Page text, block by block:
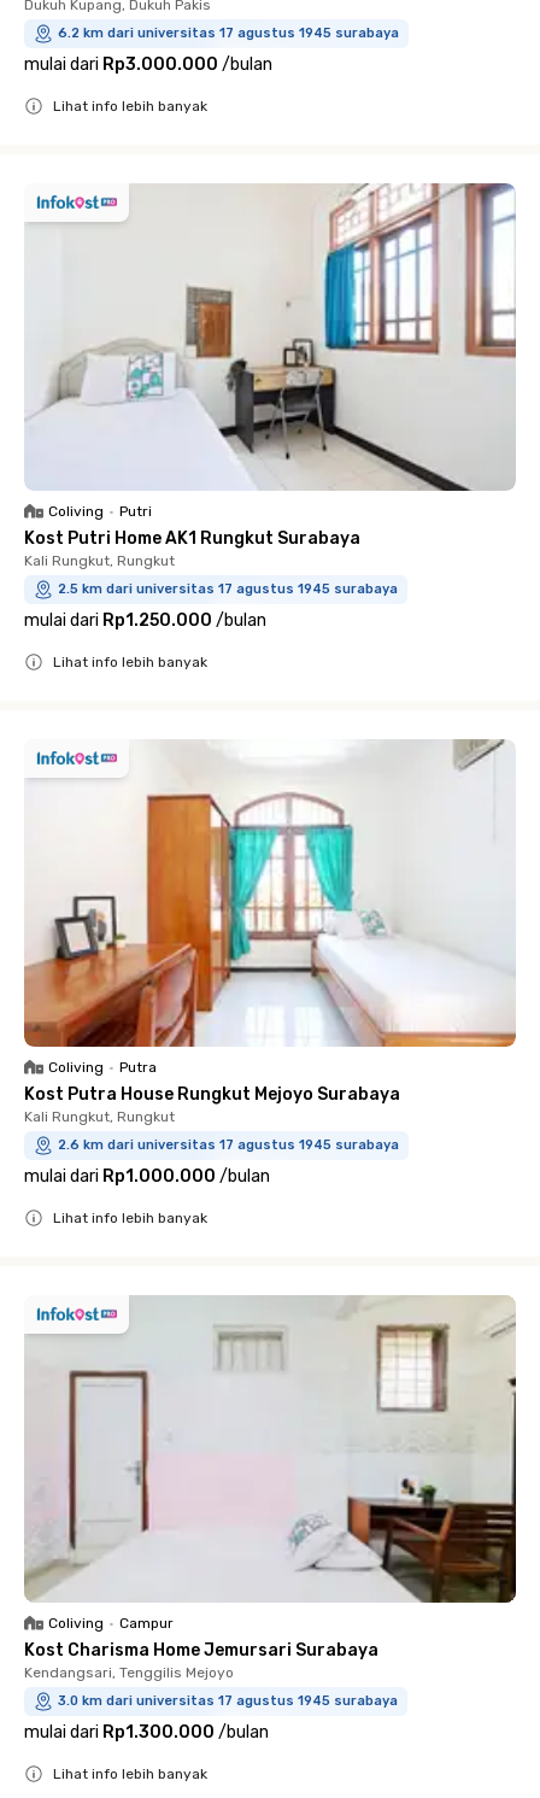
Dukuh Kupang, Dukuh Pakis
6.2 km dari universitas 17 agustus 1945 surabaya
mulai dari Rp3.000.000 /bulan
Lihat info lebih banyak
Coliving • Putri
Kost Putri Home AK1 Rungkut Surabaya
Kali Rungkut, Rungkut
2.5 km dari universitas 17 agustus 1945 surabaya
mulai dari Rp1.250.000 /bulan
Lihat info lebih banyak
Coliving • Putra
Kost Putra House Rungkut Mejoyo Surabaya
Kali Rungkut, Rungkut
2.6 km dari universitas 17 agustus 1945 surabaya
mulai dari Rp1.000.000 /bulan
Lihat info lebih banyak
Coliving • Campur
Kost Charisma Home Jemursari Surabaya
Kendangsari, Tenggilis Mejoyo
3.0 km dari universitas 17 agustus 1945 surabaya
mulai dari Rp1.300.000 /bulan
Lihat info lebih banyak